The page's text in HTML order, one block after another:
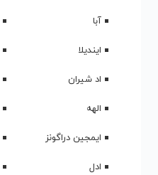
آبا
ایندیلا
اد شیران
الهه
ایمجین دراگونز
ادل